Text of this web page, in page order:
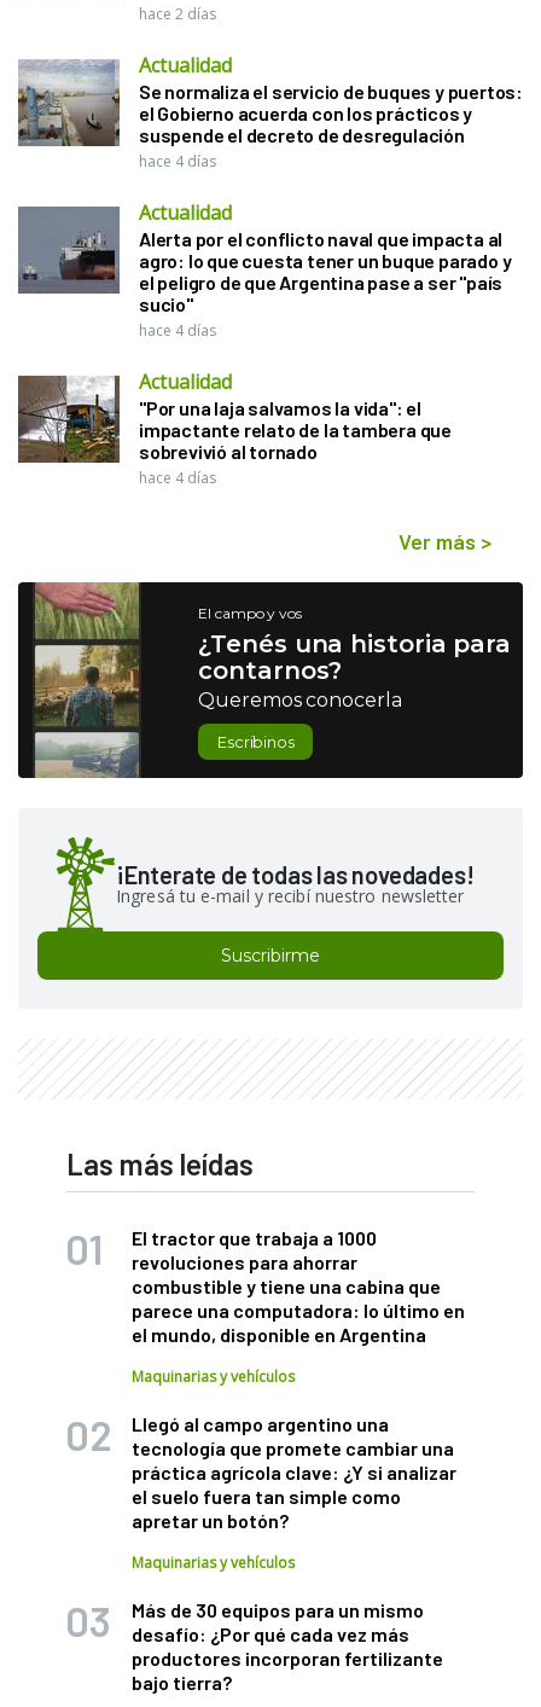
hace 2 días
Actualidad
Se normaliza el servicio de buques y puertos:
el Gobierno acuerda con los prácticos y
suspende el decreto de desregulación
hace 4 días
Actualidad
Alerta por el conflicto naval que impacta al
agro: lo que cuesta tener un buque parado y
el peligro de que Argentina pase a ser "país
sucio"
hace 4 días
Actualidad
"Por una laja salvamos la vida": el
impactante relato de la tambera que
sobrevivió al tornado
hace 4 días
Ver más >
El campo y vos
¿Tenés una historia para
contarnos?
Queremos conocerla
Escribinos
¡Enterate de todas las novedades!
Ingresá tu e-mail y recibí nuestro newsletter
Suscribirme
Las más leídas
El tractor que trabaja a 1000
revoluciones para ahorrar
combustible y tiene una cabina que
parece una computadora: lo último en
el mundo, disponible en Argentina
Maquinarias y vehículos
Llegó al campo argentino una
tecnología que promete cambiar una
práctica agrícola clave: ¿Y si analizar
el suelo fuera tan simple como
apretar un botón?
Maquinarias y vehículos
Más de 30 equipos para un mismo
desafío: ¿Por qué cada vez más
productores incorporan fertilizante
bajo tierra?